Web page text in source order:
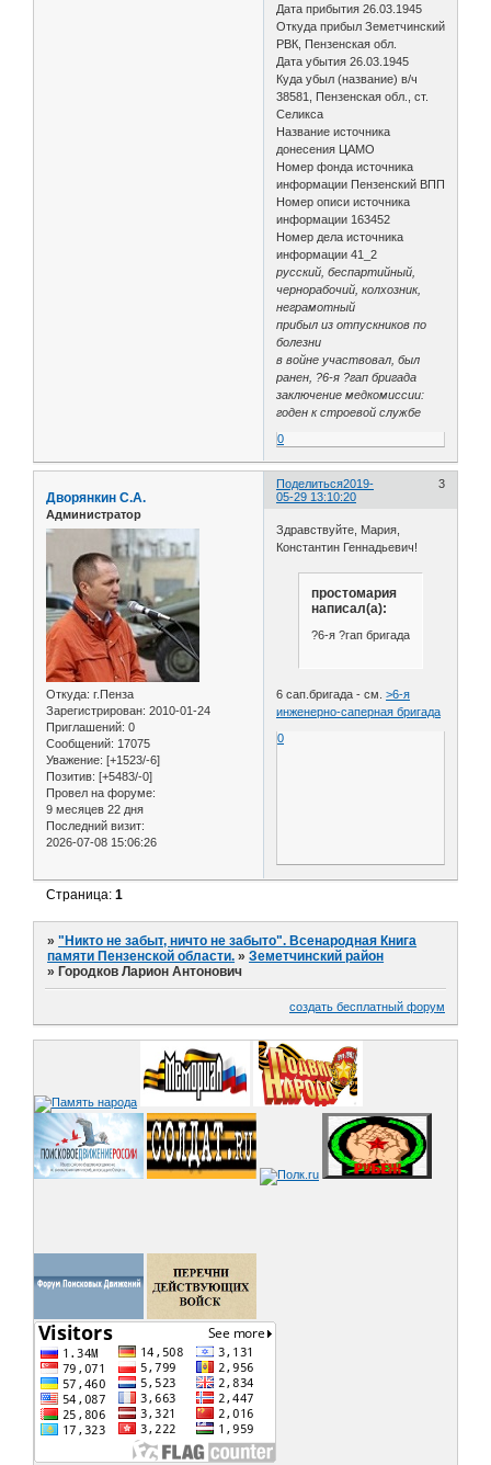
Дата прибытия 26.03.1945
Откуда прибыл Земетчинский
РВК, Пензенская обл.
Дата убытия 26.03.1945
Куда убыл (название) в/ч
38581, Пензенская обл., ст.
Селикса
Название источника
донесения ЦАМО
Номер фонда источника
информации Пензенский ВПП
Номер описи источника
информации 163452
Номер дела источника
информации 41_2
русский, беспартийный,
чернорабочий, колхозник,
неграмотный
прибыл из отпускников по
болезни
в войне участвовал, был
ранен, ?6-я ?гап бригада
заключение медкомиссии:
годен к строевой службе
0
Поделиться 3
2019-
05-29 13:10:20
Дворянкин С.А.
Администратор
Откуда: г.Пенза
Зарегистрирован: 2010-01-24
Приглашений: 0
Сообщений: 17075
Уважение: [+1523/-6]
Позитив: [+5483/-0]
Провел на форуме:
9 месяцев 22 дня
Последний визит:
2026-07-08 15:06:26
Здравствуйте, Мария,
Константин Геннадьевич!
простомария
написал(а):
?6-я ?гап бригада
6 сап.бригада - см.>6-я
инженерно-саперная бригада
0
Страница:1
»"Никто не забыт, ничто не забыто". Всенародная Книга
памяти Пензенской области. »Земетчинский район
» Городков Ларион Антонович
создать бесплатный форум